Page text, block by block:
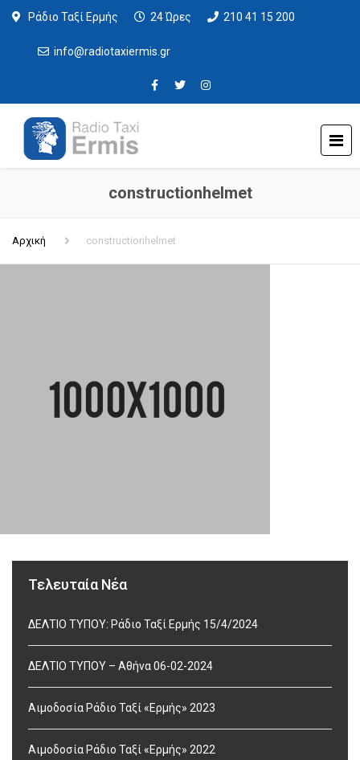
Ράδιο Ταξί Ερμής 24 Ώρες 210 41 15 200
info@radiotaxiermis.gr
constructionhelmet
Αρχική constructionhelmet
Τελευταία Νέα
ΔΕΛΤΙΟ ΤΥΠΟΥ: Ράδιο Ταξί Ερμής 15/4/2024
ΔΕΛΤΙΟ ΤΥΠΟΥ – Αθήνα 06-02-2024
Αιμοδοσία Ράδιο Ταξί «Ερμής» 2023
Αιμοδοσία Ράδιο Ταξί «Ερμής» 2022